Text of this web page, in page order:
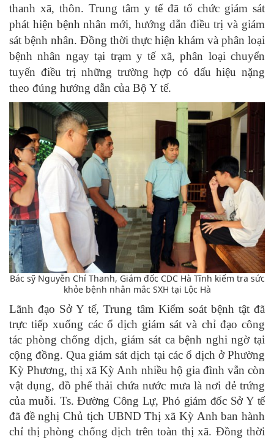
thanh xã, thôn. Trung tâm y tế đã tổ chức giám sát
phát hiện bệnh nhân mới, hướng dẫn điều trị và giám
sát bệnh nhân. Đồng thời thực hiện khám và phân loại
bệnh nhân ngay tại trạm y tế xã, phân loại chuyển
tuyến điều trị những trường hợp có dấu hiệu nặng
theo đúng hướng dẫn của Bộ Y tế.
Bác sỹ Nguyễn Chí Thanh, Giám đốc CDC Hà Tĩnh kiểm tra sức
khỏe bệnh nhân mắc SXH tại Lộc Hà
Lãnh đạo Sở Y tế, Trung tâm Kiểm soát bệnh tật đã
trực tiếp xuống các ổ dịch giám sát và chỉ đạo công
tác phòng chống dịch, giám sát ca bệnh nghi ngờ tại
cộng đồng. Qua giám sát dịch tại các ổ dịch ở Phường
Kỳ Phương, thị xã Kỳ Anh nhiều hộ gia đình vẫn còn
vật dụng, đồ phế thải chứa nước mưa là nơi đẻ trứng
của muỗi.Ts. Đường Công Lự, Phó giám đốc Sở Y tế
đã đề nghị Chủ tịch UBND Thị xã Kỳ Anh ban hành
chỉ thị phòng chống dịch trên toàn thị xã. Đồng thời